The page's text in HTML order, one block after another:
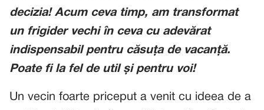
decizia! Acum ceva timp, am transformat
un frigider vechi în ceva cu adevărat
indispensabil pentru căsuța de vacanță.
Poate fi la fel de util și pentru voi!
Un vecin foarte priceput a venit cu ideea de a